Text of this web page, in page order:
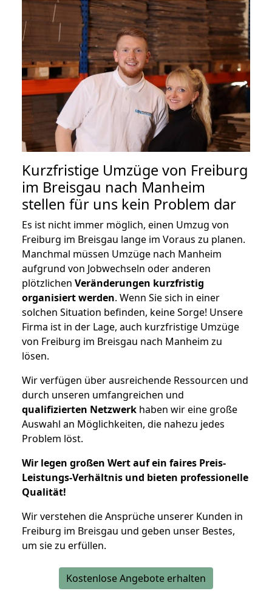
Kurzfristige Umzüge von Freiburg
im Breisgau nach Manheim
stellen für uns kein Problem dar
Es ist nicht immer möglich, einen Umzug von
Freiburg im Breisgau lange im Voraus zu planen.
Manchmal müssen Umzüge nach Manheim
aufgrund von Jobwechseln oder anderen
plötzlichen Veränderungen kurzfristig
organisiert werden. Wenn Sie sich in einer
solchen Situation befinden, keine Sorge! Unsere
Firma ist in der Lage, auch kurzfristige Umzüge
von Freiburg im Breisgau nach Manheim zu
lösen.
Wir verfügen über ausreichende Ressourcen und
durch unseren umfangreichen und
qualifizierten Netzwerk haben wir eine große
Auswahl an Möglichkeiten, die nahezu jedes
Problem löst.
Wir legen großen Wert auf ein faires Preis-
Leistungs-Verhältnis und bieten professionelle
Qualität!
Wir verstehen die Ansprüche unserer Kunden in
Freiburg im Breisgau und geben unser Bestes,
um sie zu erfüllen.
Kostenlose Angebote erhalten